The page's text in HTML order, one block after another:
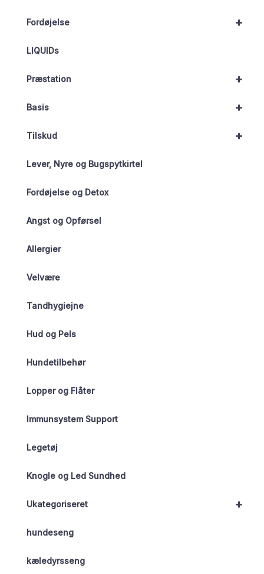
+
Fordøjelse
LIQUIDs
+
Præstation
+
Basis
+
Tilskud
Lever, Nyre og Bugspytkirtel
Fordøjelse og Detox
Angst og Opførsel
Allergier
Velvære
Tandhygiejne
Hud og Pels
Hundetilbehør
Lopper og Flåter
Immunsystem Support
Legetøj
Knogle og Led Sundhed
+
Ukategoriseret
hundeseng
kæledyrsseng